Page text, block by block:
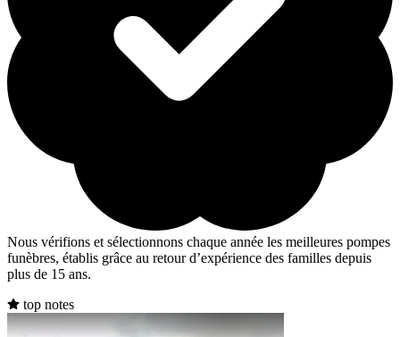
Nous vérifions et sélectionnons chaque année les meilleures pompes
funèbres, établis grâce au retour d’expérience des familles depuis
plus de 15 ans.
top notes